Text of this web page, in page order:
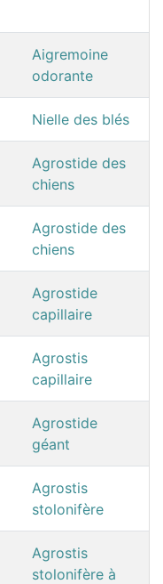
Aigremoine
odorante
Nielle des blés
Agrostide des
chiens
Agrostide des
chiens
Agrostide
capillaire
Agrostis
capillaire
Agrostide
géant
Agrostis
stolonifère
Agrostis
stolonifère à